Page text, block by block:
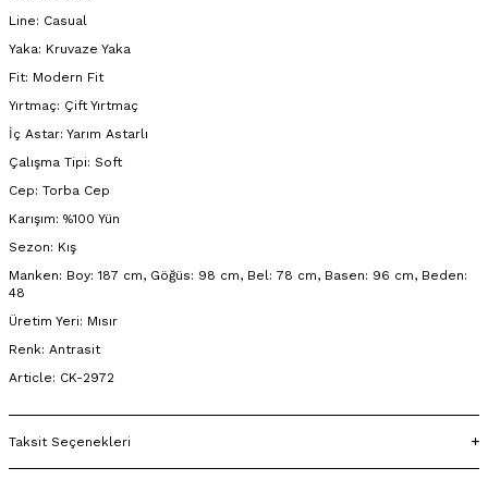
Line: Casual
Yaka: Kruvaze Yaka
Fit: Modern Fit
Yırtmaç: Çift Yırtmaç
İç Astar: Yarım Astarlı
Çalışma Tipi: Soft
Cep: Torba Cep
Karışım: %100 Yün
Sezon: Kış
Manken: Boy: 187 cm, Göğüs: 98 cm, Bel: 78 cm, Basen: 96 cm, Beden:
48
Üretim Yeri: Mısır
Renk: Antrasit
Article: CK-2972
Taksit Seçenekleri